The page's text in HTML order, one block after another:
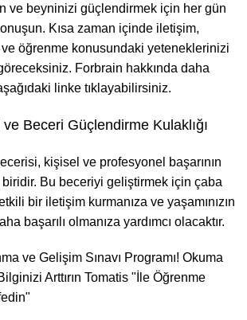
ve beyninizi güçlendirmek için her gün
Kısa zaman içinde iletişim,
öğrenme konusundaki yeteneklerinizi
Forbrain hakkında daha
linke tıklayabilirsiniz.
Beceri Güçlendirme Kulaklığı
kişisel ve profesyonel başarının
biridir. Bu beceriyi geliştirmek için çaba
bir iletişim kurmanıza ve yaşamınızın
başarılı olmanıza yardımcı olacaktır.